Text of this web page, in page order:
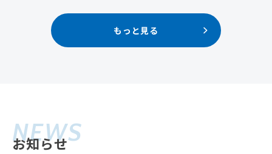
もっと見る
NEWS
お知らせ